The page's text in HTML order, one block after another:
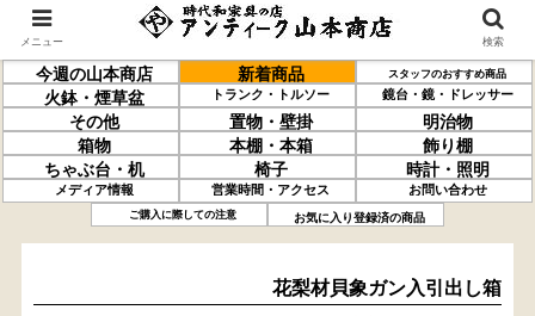
今週の山本商店 新着商品 スタッフのおすすめ商品
火鉢・煙草盆 トランク・トルソー 鏡台・鏡・ドレッサー
その他 置物・壁掛
明治物
箱物
本棚・本箱
飾り棚
ちゃぶ台・机
椅子 時計・照明
メディア情報 営業時間・アクセス お問い合わせ
ご購入に際しての注意 お気に入り登録済の商品
花梨材 貝象ガン入
花梨材貝象ガン入引出し箱
メニュー 検索